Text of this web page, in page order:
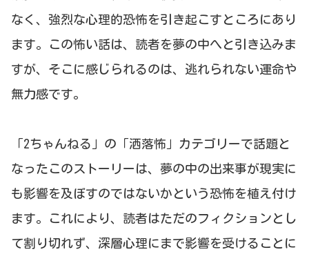
なく、強烈な心理的恐怖を引き起こすところにあり
ます。この怖い話は、読者を夢の中へと引き込みま
すが、そこに感じられるのは、逃れられない運命や
無力感です。
「2ちゃんねる」の「洒落怖」カテゴリーで話題と
なったこのストーリーは、夢の中の出来事が現実に
も影響を及ぼすのではないかという恐怖を植え付け
ます。これにより、読者はただのフィクションとし
て割り切れず、深層心理にまで影響を受けることに